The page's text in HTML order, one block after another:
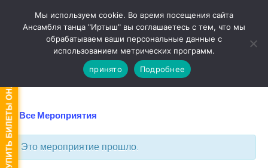
Перейти к содержимому
Версия для слабовидящих
« Все Мероприятия
Это мероприятие прошло.
Мы используем cookie. Во время посещения сайта
Ансамбля танца "Иртыш" вы соглашаетесь с тем, что мы
обрабатываем ваши персональные данные с
использованием метрических программ.
принято
Подробнее